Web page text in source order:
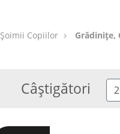
Șoimii Copiilor Grădinițe,
Câștigători